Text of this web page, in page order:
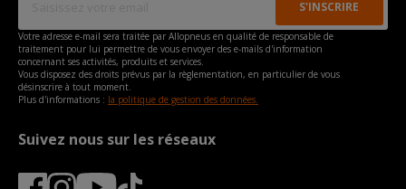
Votre adresse e-mail sera traitée par Allopneus en qualité de responsable de
traitement pour lui permettre de vous envoyer des e-mails d'information
concernant ses activités, produits et services.
Vous disposez des droits prévus par la règlementation, en particulier de vous
désinscrire à tout moment.
Plus d'informations : la politique de gestion des données.
Suivez nous sur les réseaux